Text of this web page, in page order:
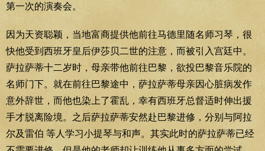
第一次的演奏会。
因为天资聪颖，当地富商提供他前往马德里随名师习琴，很
快他受到西班牙皇后伊莎贝二世的注意，而被引入宫廷中。
萨拉萨蒂十二岁时，母亲带他前往巴黎，欲投巴黎音乐院的
名师门下。就在前往巴黎途中，萨拉萨蒂母亲因心脏病发作
意外辞世，而他也染上了霍乱，幸有西班牙总督适时伸出援
手才脱离险境。之后萨拉萨蒂安然赴巴黎进修，分别与阿拉
尔及雷伯 等人学习小提琴与和声。其实此时的萨拉萨蒂已经